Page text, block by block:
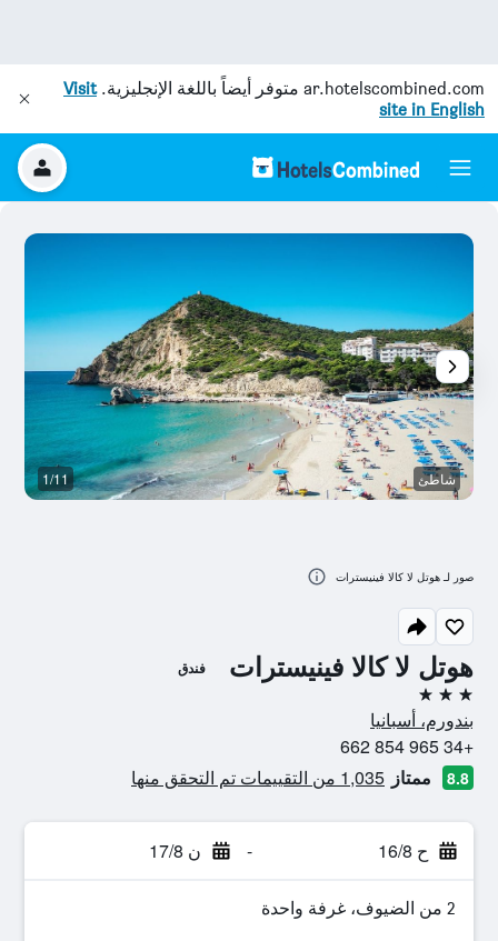
ar.hotelscombined.com متوفر أيضاً باللغة الإنجليزية.Visit
site in English
هوتل لا كالا فينيسترات فندق
3 نجوم
بندورم، أسبانيا
+34 965 854 662
8.8 ممتاز 1,035 من التقييمات تم التحقق منها
ح 16/8 - ن 17/8
2 من الضيوف، غرفة واحدة
شاطئ 1/11
صور لـ هوتل لا كالا فينيسترات